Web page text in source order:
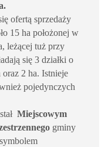
ofertą sprzedaży
15 ha położonej w
leżącej tuż przy
się 3 działki o
2 ha. Istnieje
pojedynczych
Miejscowym
gminy